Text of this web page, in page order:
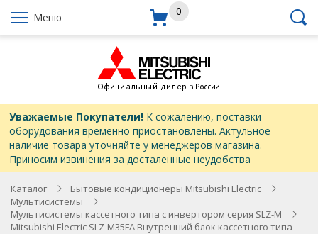
Меню 0
Уважаемые Покупатели!К сожалению, поставки
оборудования временно приостановлены. Актульное
наличие товара уточняйте у менеджеров магазина.
Приносим извинения за досталенные неудобства
Каталог
Бытовые кондиционеры Mitsubishi Electric
Мультисистемы
Мультисистемы кассетного типа с инвертором серия SLZ-M
Mitsubishi Electric SLZ-M35FA Внутренний блок кассетного типа